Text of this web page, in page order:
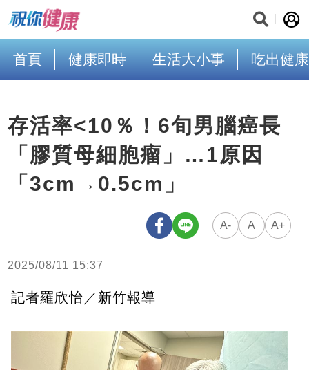
首頁 健康即時 生活大小事 吃出健康
存活率<10％！6旬男腦癌長
「膠質母細胞瘤」…1原因
「3cm→0.5cm」
A- A A+
2025/08/11 15:37
記者羅欣怡／新竹報導